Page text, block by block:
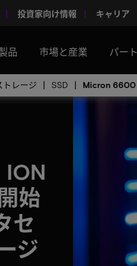
投資家向け情報 キャリア
品 市場と産業 パー
トレージ SSD Micron 6600
始
セ
ジ